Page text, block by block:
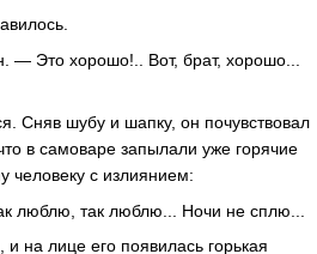
Это хорошо!.. Вот, брат, хорошо...
Сняв шубу и шапку, он почувствовал
в самоваре запылали уже горячие
человеку с излиянием:
люблю, так люблю... Ночи не сплю...
на лице его появилась горькая